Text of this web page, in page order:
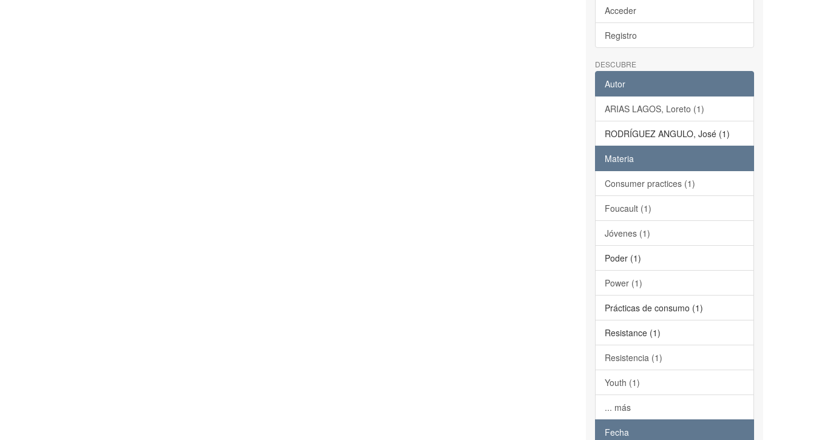
Acceder
Registro
DESCUBRE
Autor
ARIAS LAGOS, Loreto (1)
RODRÍGUEZ ANGULO, José (1)
Materia
Consumer practices (1)
Foucault (1)
Jóvenes (1)
Poder (1)
Power (1)
Prácticas de consumo (1)
Resistance (1)
Resistencia (1)
Youth (1)
... más
Fecha